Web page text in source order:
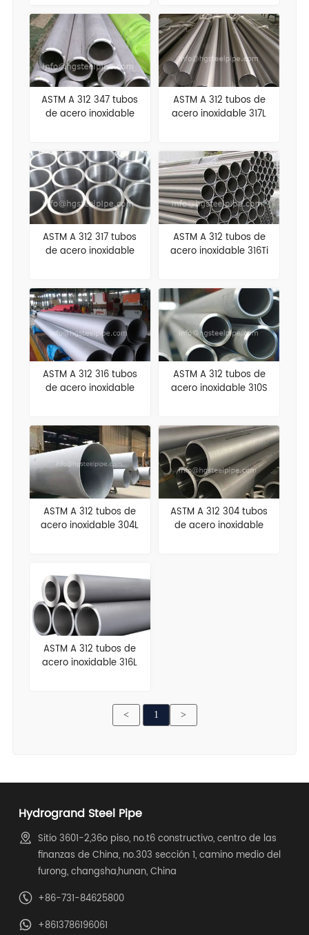
ASTM A 312 347 tubos
de acero inoxidable
ASTM A 312 tubos de
acero inoxidable 317L
ASTM A 312 317 tubos
de acero inoxidable
ASTM A 312 tubos de
acero inoxidable 316Ti
ASTM A 312 316 tubos
de acero inoxidable
ASTM A 312 tubos de
acero inoxidable 310S
ASTM A 312 tubos de
acero inoxidable 304L
ASTM A 312 304 tubos
de acero inoxidable
ASTM A 312 tubos de
acero inoxidable 316L
< 1 >
Hydrogrand Steel Pipe
Sitio 3601-2,36o piso, no.t6 constructivo, centro de las
finanzas de China, no.303 sección 1, camino medio del
furong, changsha,hunan, China
+86-731-84625800
+8613786196061